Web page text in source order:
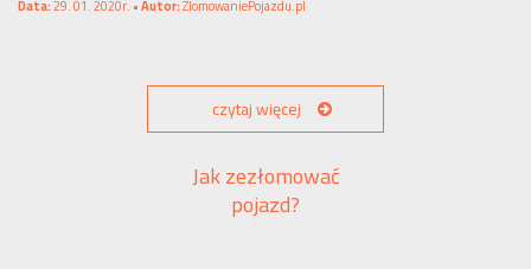
Data:29. 01. 2020r. •Autor:ZlomowaniePojazdu.pl
czytaj więcej
Jak zezłomować
pojazd?